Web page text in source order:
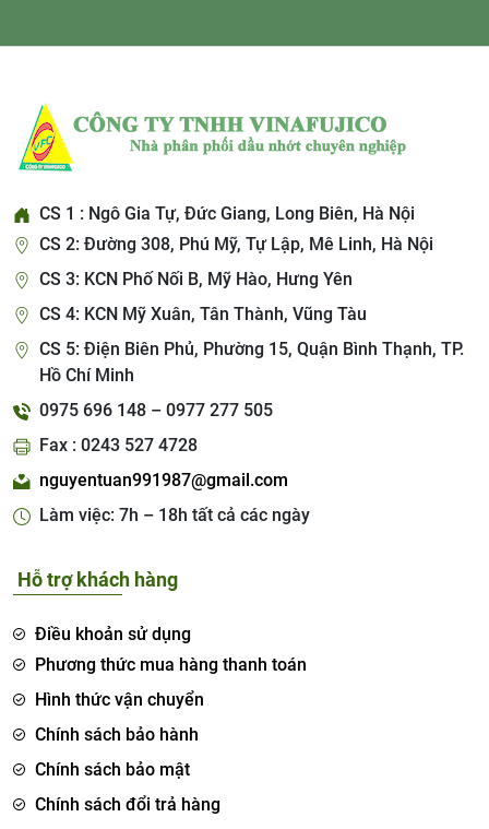
CS 1 : Ngô Gia Tự, Đức Giang, Long Biên, Hà Nội
CS 2: Đường 308, Phú Mỹ, Tự Lập, Mê Linh, Hà Nội
CS 3: KCN Phố Nối B, Mỹ Hào, Hưng Yên
CS 4: KCN Mỹ Xuân, Tân Thành, Vũng Tàu
CS 5: Điện Biên Phủ, Phường 15, Quận Bình Thạnh, TP.
Hồ Chí Minh
0975 696 148 – 0977 277 505
Fax : 0243 527 4728
nguyentuan991987@gmail.com
Làm việc: 7h – 18h tất cả các ngày
Hỗ trợ khách hàng
Điều khoản sử dụng
Phương thức mua hàng thanh toán
Hình thức vận chuyển
Chính sách bảo hành
Chính sách bảo mật
Chính sách đổi trả hàng